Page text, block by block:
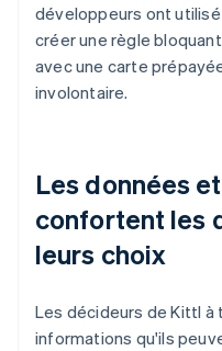
développeurs ont utilisé
créer une règle
avec une carte
involontaire.
Les données
confortent les
leurs choix
Les décideurs de Kittl à
informations qu'ils